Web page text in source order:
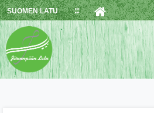
Skip
to
content
SUOMEN LATU